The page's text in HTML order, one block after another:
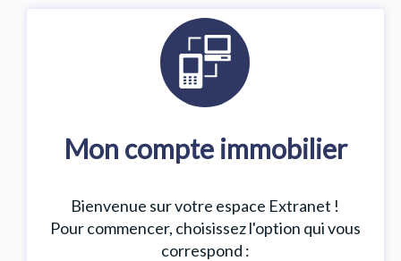
Mon compte immobilier
Bienvenue sur votre espace Extranet !
Pour commencer, choisissez l'option qui vous
correspond :